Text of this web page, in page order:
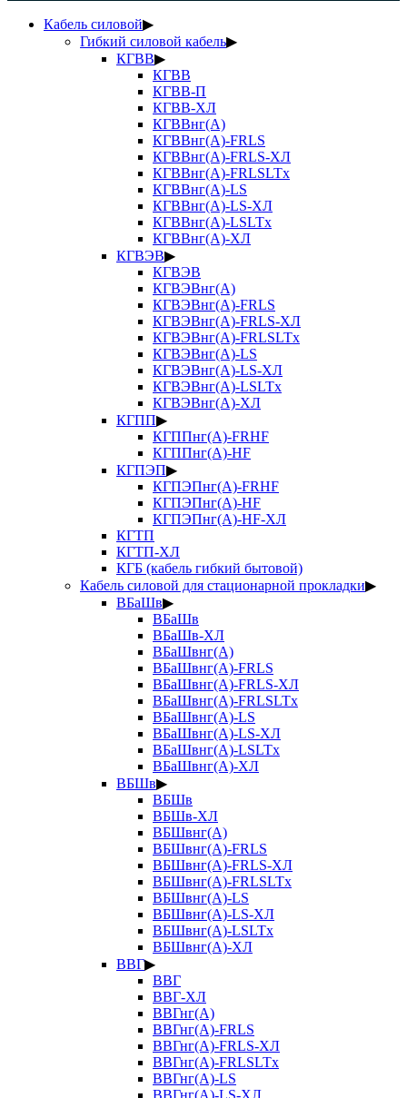
Кабель силовой▶
Гибкий силовой кабель▶
КГВВ▶
КГВВ
КГВВ-П
КГВВ-ХЛ
КГВВнг(А)
КГВВнг(А)-FRLS
КГВВнг(А)-FRLS-ХЛ
КГВВнг(А)-FRLSLTx
КГВВнг(А)-LS
КГВВнг(А)-LS-ХЛ
КГВВнг(А)-LSLTx
КГВВнг(А)-ХЛ
КГВЭВ▶
КГВЭВ
КГВЭВнг(А)
КГВЭВнг(А)-FRLS
КГВЭВнг(А)-FRLS-ХЛ
КГВЭВнг(А)-FRLSLTx
КГВЭВнг(А)-LS
КГВЭВнг(А)-LS-ХЛ
КГВЭВнг(А)-LSLTx
КГВЭВнг(А)-ХЛ
КГПП▶
КГППнг(А)-FRHF
КГППнг(А)-HF
КГПЭП▶
КГПЭПнг(А)-FRHF
КГПЭПнг(А)-HF
КГПЭПнг(А)-HF-ХЛ
КГТП
КГТП-ХЛ
КГБ (кабель гибкий бытовой)
Кабель силовой для стационарной прокладки▶
ВБаШв▶
ВБаШв
ВБаШв-ХЛ
ВБаШвнг(А)
ВБаШвнг(А)-FRLS
ВБаШвнг(А)-FRLS-ХЛ
ВБаШвнг(А)-FRLSLTx
ВБаШвнг(А)-LS
ВБаШвнг(А)-LS-ХЛ
ВБаШвнг(А)-LSLTx
ВБаШвнг(А)-ХЛ
ВБШв▶
ВБШв
ВБШв-ХЛ
ВБШвнг(А)
ВБШвнг(А)-FRLS
ВБШвнг(А)-FRLS-ХЛ
ВБШвнг(А)-FRLSLTx
ВБШвнг(А)-LS
ВБШвнг(А)-LS-ХЛ
ВБШвнг(А)-LSLTx
ВБШвнг(А)-ХЛ
ВВГ▶
ВВГ
ВВГ-ХЛ
ВВГнг(А)
ВВГнг(А)-FRLS
ВВГнг(А)-FRLS-ХЛ
ВВГнг(А)-FRLSLTx
ВВГнг(А)-LS
ВВГнг(А)-LS-ХЛ